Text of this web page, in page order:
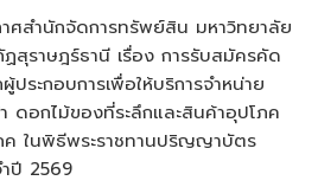
าศสำนักจัดการทรัพย์สิน มหาวิทยาลัย
ฏสุราษฎร์ธานี เรื่อง การรับสมัครคัด
ผู้ประกอบการเพื่อให้บริการจำหน่าย
ดอกไม้ของที่ระลึกและสินค้าอุปโภค
ค ในพิธีพระราชทานปริญญาบัตร
ำปี 2569